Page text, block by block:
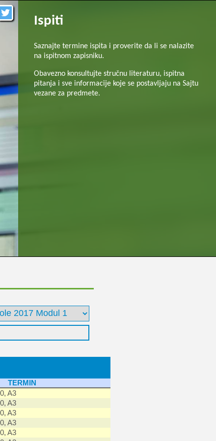
Ispiti
Saznajte termine ispita i proverite da li se nalazite
na ispitnom zapisniku.
Obavezno konsultujte stručnu literaturu, ispitna
pitanja i sve informacije koje se postavljaju na Sajtu
vezane za predmete.
TERMIN
A3
A3
A3
A3
A3